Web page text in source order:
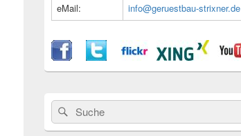
eMail:
info@geruestbau-strixner.de
Suche
nach: